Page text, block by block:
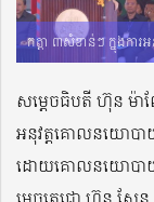
កត្តា ៣សំខាន់ៗ ក្នុងកា
សម្តេចធិបតី ហ៊ុន ម៉ាណ
អនុវត្តគោលនយោបា
ដោយគោលនយោបាយ